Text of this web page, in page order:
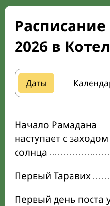
2026 в
Даты
Начало Рамадана
наступает с заходом
солнца
Первый Таравих
Первый день поста